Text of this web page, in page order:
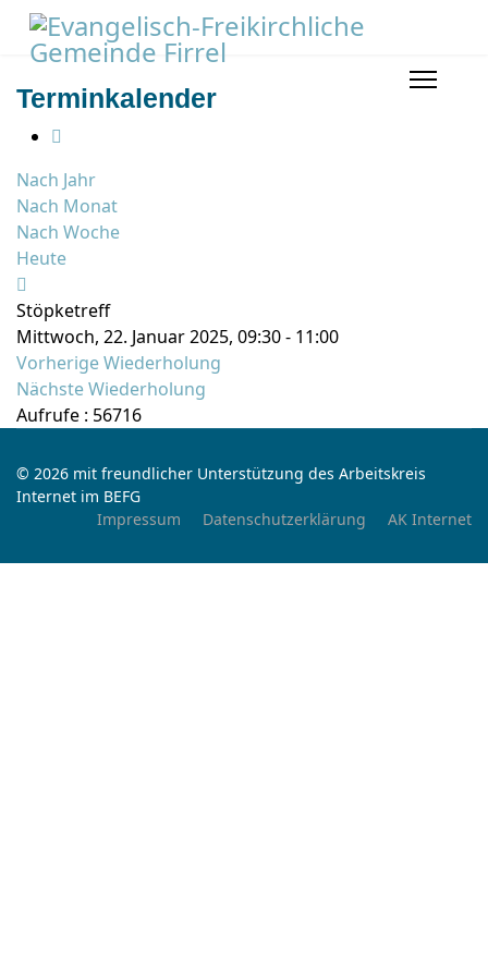
Terminkalender
Nach Jahr
Nach Monat
Nach Woche
Heute
Stöpketreff
Mittwoch, 22. Januar 2025, 09:30 - 11:00
Vorherige Wiederholung
Nächste Wiederholung
Aufrufe : 56716
© 2026 mit freundlicher Unterstützung des Arbeitskreis
Internet im BEFG
Impressum
Datenschutzerklärung AK Internet